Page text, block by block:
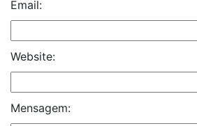
Email:
Website:
Mensagem: